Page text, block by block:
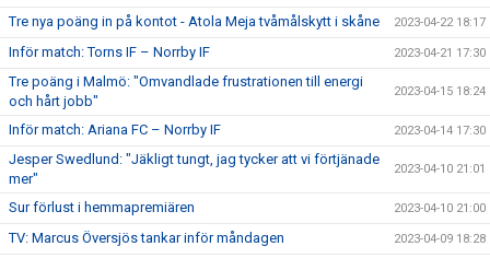
Tre nya poäng in på kontot - Atola Meja tvåmålskytt i skåne 2023-04-22 18:17
Inför match: Torns IF – Norrby IF 2023-04-21 17:30
Tre poäng i Malmö: "Omvandlade frustrationen till energi
och hårt jobb"
2023-04-15 18:24
Inför match: Ariana FC – Norrby IF 2023-04-14 17:30
Jesper Swedlund: "Jäkligt tungt, jag tycker att vi förtjänade
mer"
2023-04-10 21:01
Sur förlust i hemmapremiären 2023-04-10 21:00
TV: Marcus Översjös tankar inför måndagen 2023-04-09 18:28